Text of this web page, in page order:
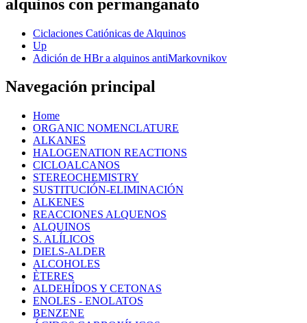
alquinos con permanganato
Ciclaciones Catiónicas de Alquinos
Up
Adición de HBr a alquinos antiMarkovnikov
Navegación principal
Home
ORGANIC NOMENCLATURE
ALKANES
HALOGENATION REACTIONS
CICLOALCANOS
STEREOCHEMISTRY
SUSTITUCIÓN-ELIMINACIÓN
ALKENES
REACCIONES ALQUENOS
ALQUINOS
S. ALÍLICOS
DIELS-ALDER
ALCOHOLES
ÈTERES
ALDEHÍDOS Y CETONAS
ENOLES - ENOLATOS
BENZENE